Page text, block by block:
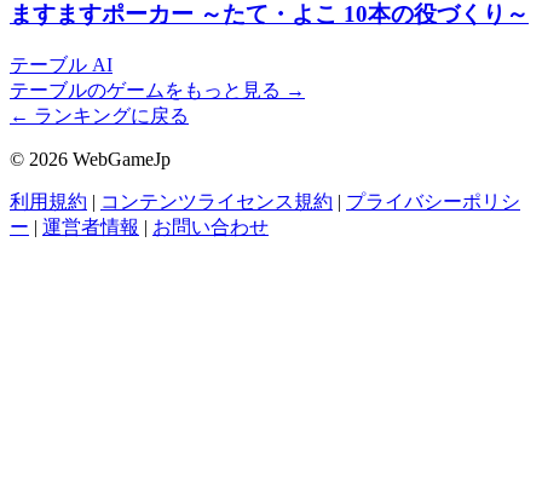
ますますポーカー ～たて・よこ 10本の役づくり～
テーブル AI
テーブルのゲームをもっと見る →
← ランキングに戻る
© 2026 WebGameJp
利用規約 | コンテンツライセンス規約 | プライバシーポリシ
ー | 運営者情報 | お問い合わせ